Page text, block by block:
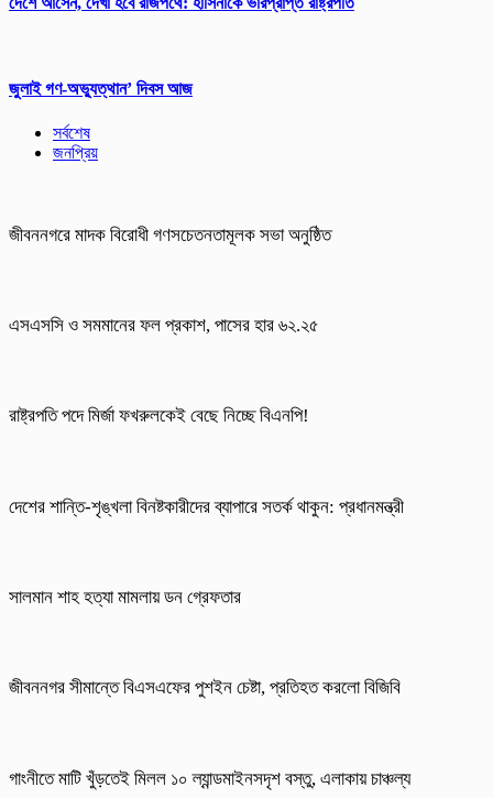
জুলাই গণ-অভ্যুত্থান’ দিবস আজ
সর্বশেষ
জনপ্রিয়
জীবননগরে মাদক বিরোধী গণসচেতনতামূলক সভা অনুষ্ঠিত
এসএসসি ও সমমানের ফল প্রকাশ, পাসের হার ৬২.২৫
রাষ্ট্রপতি পদে মির্জা ফখরুলকেই বেছে নিচ্ছে বিএনপি!
দেশের শান্তি-শৃঙ্খলা বিনষ্টকারীদের ব্যাপারে সতর্ক থাকুন: প্রধানমন্ত্রী
সালমান শাহ হত্যা মামলায় ডন গ্রেফতার
জীবননগর সীমান্তে বিএসএফের পুশইন চেষ্টা, প্রতিহত করলো বিজিবি
গাংনীতে মাটি খুঁড়তেই মিলল ১০ ল্যান্ডমাইনসদৃশ বস্তু, এলাকায় চাঞ্চল্য